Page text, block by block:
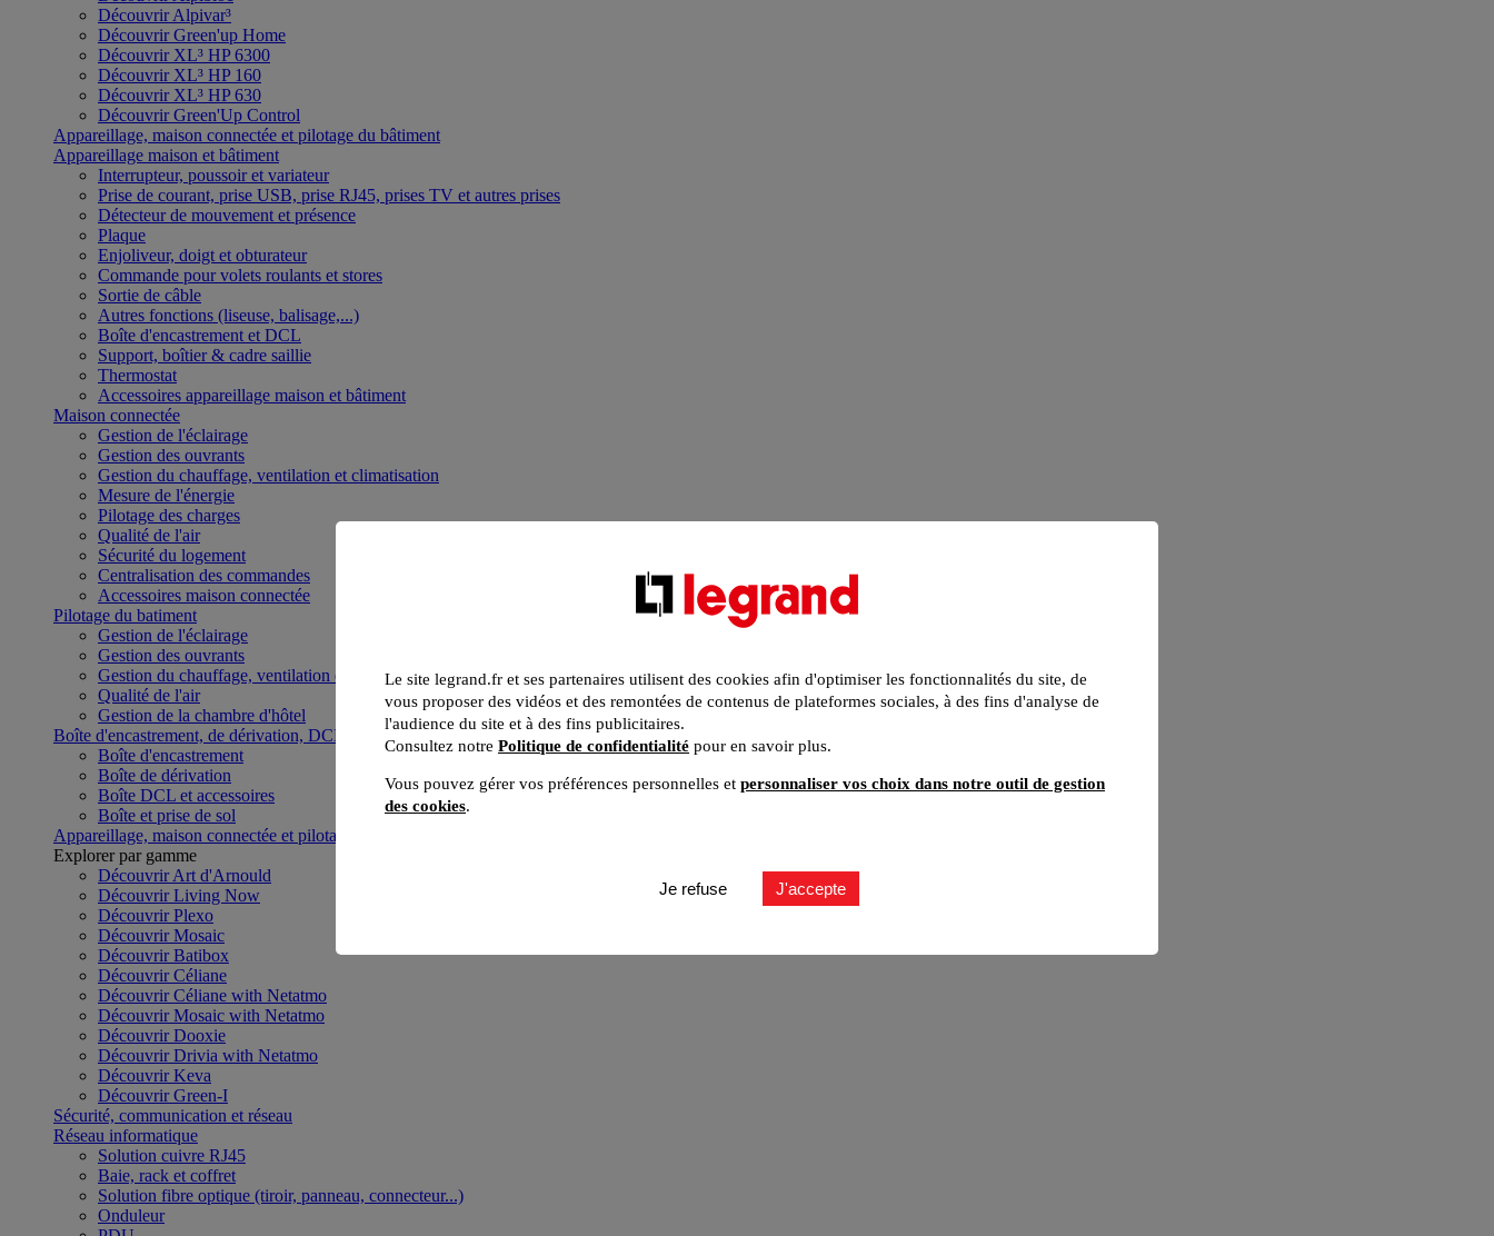
Découvrir Alpivar³
Découvrir Green'up Home
Découvrir XL³ HP 6300
Découvrir XL³ HP 160
Découvrir XL³ HP 630
Découvrir Green'Up Control
Appareillage, maison connectée et pilotage du bâtiment
Appareillage maison et bâtiment
Interrupteur, poussoir et variateur
Prise de courant, prise USB, prise RJ45, prises TV et autres prises
Détecteur de mouvement et présence
Plaque
Enjoliveur, doigt et obturateur
Commande pour volets roulants et stores
Sortie de câble
Autres fonctions (liseuse, balisage,...)
Boîte d'encastrement et DCL
Support, boîtier & cadre saillie
Thermostat
Accessoires appareillage maison et bâtiment
Maison connectée
Gestion de l'éclairage
Gestion des ouvrants
Gestion du chauffage, ventilation et climatisation
Mesure de l'énergie
Pilotage des charges
Qualité de l'air
Sécurité du logement
Centralisation des commandes
Accessoires maison connectée
Pilotage du batiment
Gestion de l'éclairage
Gestion des ouvrants
Gestion du chauffage, ventilation et climatisation
Qualité de l'air
Gestion de la chambre d'hôtel
Boîte d'encastrement, de dérivation, DCL et boîte de sol
Boîte d'encastrement
Boîte de dérivation
Boîte DCL et accessoires
Boîte et prise de sol
Appareillage, maison connectée et pilotage du bâtiment
Explorer par gamme
Découvrir Art d'Arnould
Découvrir Living Now
Découvrir Plexo
Découvrir Mosaic
Découvrir Batibox
Découvrir Céliane
Découvrir Céliane with Netatmo
Découvrir Mosaic with Netatmo
Découvrir Dooxie
Découvrir Drivia with Netatmo
Découvrir Keva
Découvrir Green-I
Sécurité, communication et réseau
Réseau informatique
Solution cuivre RJ45
Baie, rack et coffret
Solution fibre optique (tiroir, panneau, connecteur...)
Onduleur
Le site legrand.fr et ses partenaires utilisent des cookies afin d'optimiser les fonctionnalités du site, de
vous proposer des vidéos et des remontées de contenus de plateformes sociales, à des fins d'analyse de
l'audience du site et à des fins publicitaires.
Consultez notre Politique de confidentialité pour en savoir plus.
Vous pouvez gérer vos préférences personnelles et personnaliser vos choix dans notre outil de gestion
des cookies.
Je refuse J'accepte